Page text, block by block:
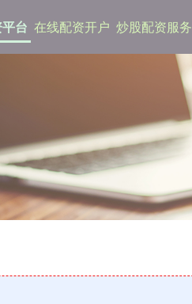
台 在线配资开户 炒股配资服务